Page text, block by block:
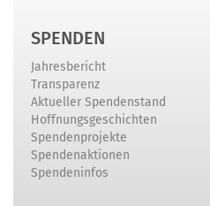
SPENDEN
Jahresbericht
Transparenz
Aktueller Spendenstand
Hoffnungsgeschichten
Spendenprojekte
Spendenaktionen
Spendeninfos